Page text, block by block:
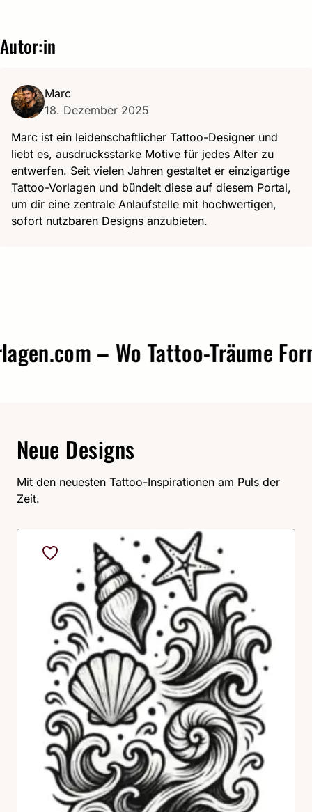
Autor:in
Marc
18. Dezember 2025
Marc ist ein leidenschaftlicher Tattoo-Designer und
liebt es, ausdrucksstarke Motive für jedes Alter zu
entwerfen. Seit vielen Jahren gestaltet er einzigartige
Tattoo-Vorlagen und bündelt diese auf diesem Portal,
um dir eine zentrale Anlaufstelle mit hochwertigen,
sofort nutzbaren Designs anzubieten.
– Wo Tattoo-Träume Form
Neue Designs
Mit den neuesten Tattoo-Inspirationen am Puls der
Zeit.